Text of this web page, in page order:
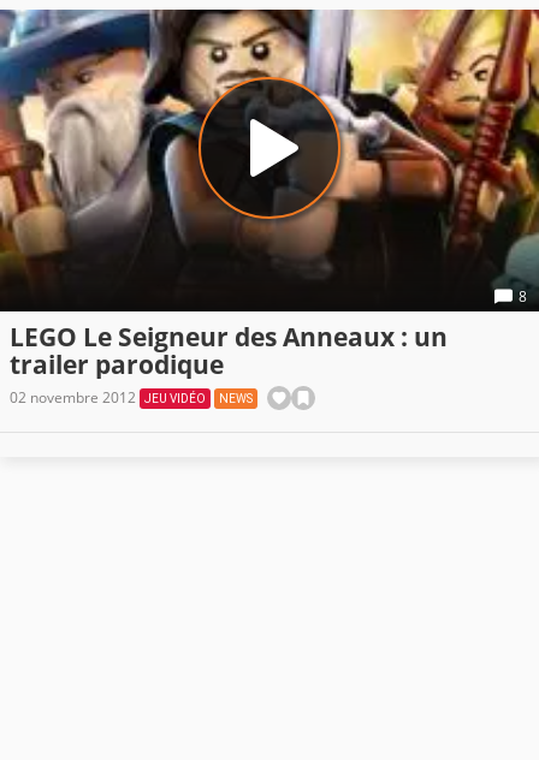
8
LEGO Le Seigneur des Anneaux : un
trailer parodique
02 novembre 2012 JEU VIDÉO NEWS